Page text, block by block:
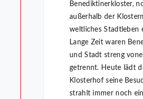
Benediktinerkloster,
außerhalb der
weltliches Stadtleben
Lange Zeit waren
und Stadt streng
getrennt. Heute lädt
Klosterhof seine
strahlt immer noch